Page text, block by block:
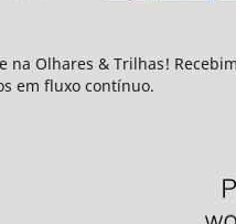
na Olhares & Trilhas!
em fluxo contínuo.